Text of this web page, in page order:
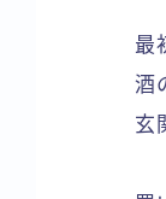
最
酒
玄